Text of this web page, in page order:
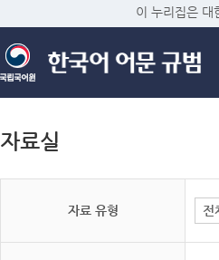
이 누리집은 대
자료실
자료 유형